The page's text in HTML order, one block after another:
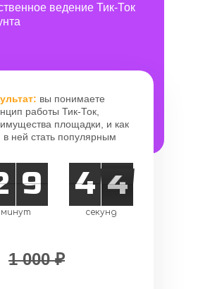
ведение Тик-Ток
вы понимаете
работы Тик-Ток,
площадки, и как
в ней стать популярным
1 000₽
0
9
9
0
минут
5
4
4
5 3
2
2
3
секунд